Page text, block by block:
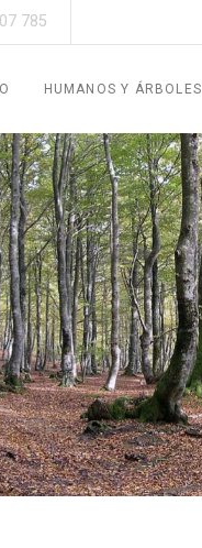
785
HUMANOS Y ÁRBOLES